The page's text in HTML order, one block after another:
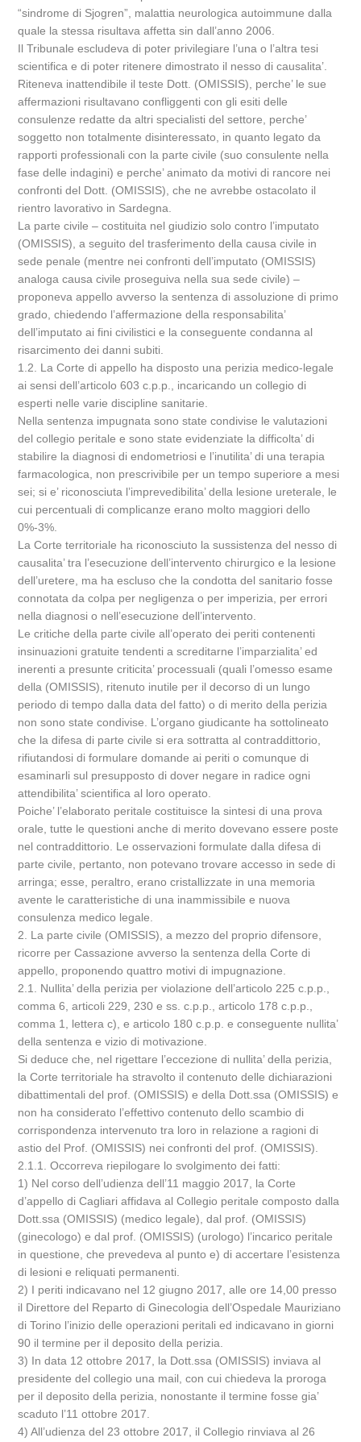
“sindrome di Sjogren”, malattia neurologica autoimmune dalla
quale la stessa risultava affetta sin dall’anno 2006.
Il Tribunale escludeva di poter privilegiare l’una o l’altra tesi
scientifica e di poter ritenere dimostrato il nesso di causalita’.
Riteneva inattendibile il teste Dott. (OMISSIS), perche’ le sue
affermazioni risultavano confliggenti con gli esiti delle
consulenze redatte da altri specialisti del settore, perche’
soggetto non totalmente disinteressato, in quanto legato da
rapporti professionali con la parte civile (suo consulente nella
fase delle indagini) e perche’ animato da motivi di rancore nei
confronti del Dott. (OMISSIS), che ne avrebbe ostacolato il
rientro lavorativo in Sardegna.
La parte civile – costituita nel giudizio solo contro l’imputato
(OMISSIS), a seguito del trasferimento della causa civile in
sede penale (mentre nei confronti dell’imputato (OMISSIS)
analoga causa civile proseguiva nella sua sede civile) –
proponeva appello avverso la sentenza di assoluzione di primo
grado, chiedendo l’affermazione della responsabilita’
dell’imputato ai fini civilistici e la conseguente condanna al
risarcimento dei danni subiti.
1.2. La Corte di appello ha disposto una perizia medico-legale
ai sensi dell’articolo 603 c.p.p., incaricando un collegio di
esperti nelle varie discipline sanitarie.
Nella sentenza impugnata sono state condivise le valutazioni
del collegio peritale e sono state evidenziate la difficolta’ di
stabilire la diagnosi di endometriosi e l’inutilita’ di una terapia
farmacologica, non prescrivibile per un tempo superiore a mesi
sei; si e’ riconosciuta l’imprevedibilita’ della lesione ureterale, le
cui percentuali di complicanze erano molto maggiori dello
0%-3%.
La Corte territoriale ha riconosciuto la sussistenza del nesso di
causalita’ tra l’esecuzione dell’intervento chirurgico e la lesione
dell’uretere, ma ha escluso che la condotta del sanitario fosse
connotata da colpa per negligenza o per imperizia, per errori
nella diagnosi o nell’esecuzione dell’intervento.
Le critiche della parte civile all’operato dei periti contenenti
insinuazioni gratuite tendenti a screditarne l’imparzialita’ ed
inerenti a presunte criticita’ processuali (quali l’omesso esame
della (OMISSIS), ritenuto inutile per il decorso di un lungo
periodo di tempo dalla data del fatto) o di merito della perizia
non sono state condivise. L’organo giudicante ha sottolineato
che la difesa di parte civile si era sottratta al contraddittorio,
rifiutandosi di formulare domande ai periti o comunque di
esaminarli sul presupposto di dover negare in radice ogni
attendibilita’ scientifica al loro operato.
Poiche’ l’elaborato peritale costituisce la sintesi di una prova
orale, tutte le questioni anche di merito dovevano essere poste
nel contraddittorio. Le osservazioni formulate dalla difesa di
parte civile, pertanto, non potevano trovare accesso in sede di
arringa; esse, peraltro, erano cristallizzate in una memoria
avente le caratteristiche di una inammissibile e nuova
consulenza medico legale.
2. La parte civile (OMISSIS), a mezzo del proprio difensore,
ricorre per Cassazione avverso la sentenza della Corte di
appello, proponendo quattro motivi di impugnazione.
2.1. Nullita’ della perizia per violazione dell’articolo 225 c.p.p.,
comma 6, articoli 229, 230 e ss. c.p.p., articolo 178 c.p.p.,
comma 1, lettera c), e articolo 180 c.p.p. e conseguente nullita’
della sentenza e vizio di motivazione.
Si deduce che, nel rigettare l’eccezione di nullita’ della perizia,
la Corte territoriale ha stravolto il contenuto delle dichiarazioni
dibattimentali del prof. (OMISSIS) e della Dott.ssa (OMISSIS) e
non ha considerato l’effettivo contenuto dello scambio di
corrispondenza intervenuto tra loro in relazione a ragioni di
astio del Prof. (OMISSIS) nei confronti del prof. (OMISSIS).
2.1.1. Occorreva riepilogare lo svolgimento dei fatti:
1) Nel corso dell’udienza dell’11 maggio 2017, la Corte
d’appello di Cagliari affidava al Collegio peritale composto dalla
Dott.ssa (OMISSIS) (medico legale), dal prof. (OMISSIS)
(ginecologo) e dal prof. (OMISSIS) (urologo) l’incarico peritale
in questione, che prevedeva al punto e) di accertare l’esistenza
di lesioni e reliquati permanenti.
2) I periti indicavano nel 12 giugno 2017, alle ore 14,00 presso
il Direttore del Reparto di Ginecologia dell’Ospedale Mauriziano
di Torino l’inizio delle operazioni peritali ed indicavano in giorni
90 il termine per il deposito della perizia.
3) In data 12 ottobre 2017, la Dott.ssa (OMISSIS) inviava al
presidente del collegio una mail, con cui chiedeva la proroga
per il deposito della perizia, nonostante il termine fosse gia’
scaduto l’11 ottobre 2017.
4) All’udienza del 23 ottobre 2017, il Collegio rinviava al 26